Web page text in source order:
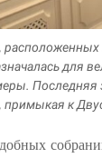
для
Последняя
к